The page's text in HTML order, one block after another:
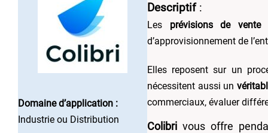
Domaine d’application :
Industrie ou Distribution
Descriptif :
Les prévisions de vente
d’approvisionnement de
Elles reposent sur un
nécessitent aussi un
commerciaux, évaluer
Colibri vous offre